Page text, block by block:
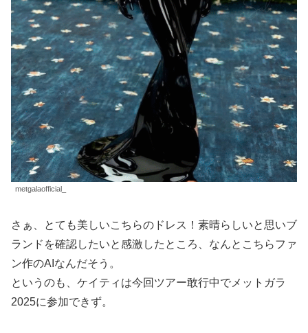
metgalaofficial_
さぁ、とても美しいこちらのドレス！素晴らしいと思いブ
ランドを確認したいと感激したところ、なんとこちらファ
ン作のAIなんだそう。
というのも、ケイティは今回ツアー敢行中でメットガラ
2025に参加できず。